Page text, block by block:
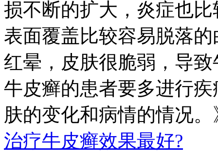
损不断的扩大，炎症也
表面覆盖比较容易脱落
红晕，皮肤很脆弱，导
牛皮癣的患者要多进行
肤的变化和病情的情况
治疗牛皮癣效果最好?